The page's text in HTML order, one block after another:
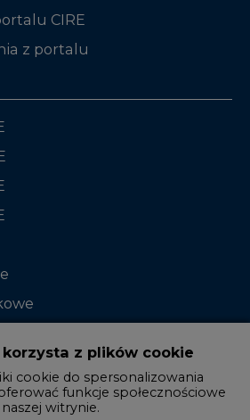
CIRE
z portalu
rynku z plików cookie
cookie do spersonalizowania
funkcje społecznościowe
witrynie.